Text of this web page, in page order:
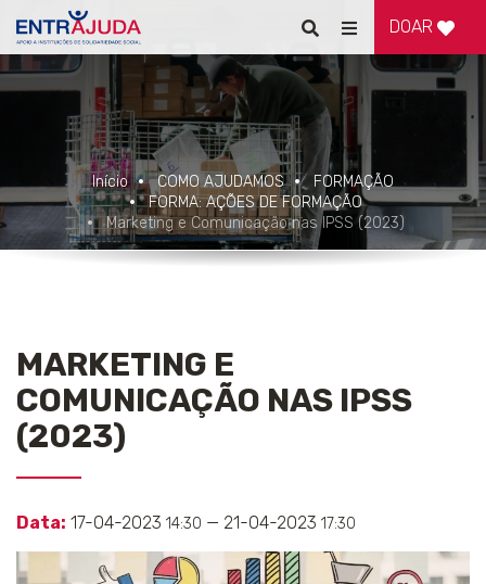
Pesquisar
Alternar
navegação
DOAR
Início COMO AJUDAMOS
FORMAÇÃO
FORMA: AÇÕES DE FORMAÇÃO
Marketing e Comunicação nas IPSS (2023)
MARKETING E
COMUNICAÇÃO NAS IPSS
(2023)
Data: 17-04-2023 14:30 — 21-04-2023 17:30